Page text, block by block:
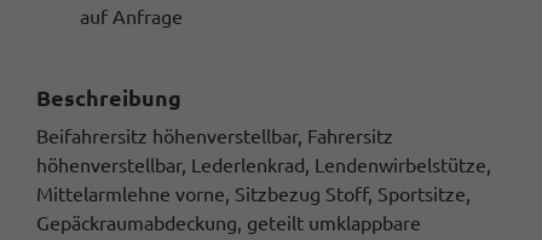
auf Anfrage
Beschreibung
Beifahrersitz höhenverstellbar, Fahrersitz
höhenverstellbar, Lederlenkrad, Lendenwirbelstütze,
Mittelarmlehne vorne, Sitzbezug Stoff, Sportsitze,
Gepäckraumabdeckung, geteilt umklappbare